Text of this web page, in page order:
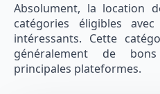
Absolument, la location
catégories éligibles
intéressants. Cette
généralement de
principales plateformes.